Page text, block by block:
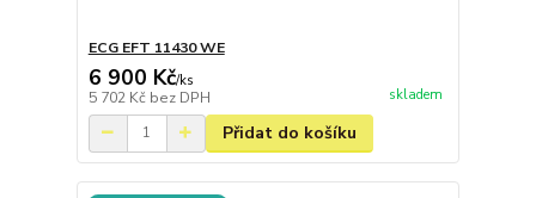
ECG EFT 11430 WE
6 900 Kč/ks
5 702 Kč bez DPH skladem
Přidat do košíku